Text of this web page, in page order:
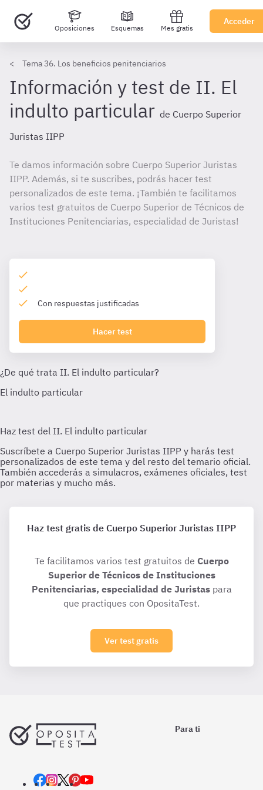
Oposiciones Esquemas Mes gratis
Acceder
Tema 36. Los beneficios penitenciarios
Información y test de II. El
indulto particular de Cuerpo Superior
Juristas IIPP
Te damos información sobre Cuerpo Superior Juristas
IIPP. Además, si te suscribes, podrás hacer test
personalizados de este tema. ¡También te facilitamos
varios test gratuitos de Cuerpo Superior de Técnicos de
Instituciones Penitenciarias, especialidad de Juristas!
Con respuestas justificadas
Hacer test
Haz test gratis de Cuerpo Superior Juristas IIPP
Te facilitamos varios test gratuitos de Cuerpo
Superior de Técnicos de Instituciones
Penitenciarias, especialidad de Juristaspara
que practiques con OpositaTest.
Ver test gratis
Para ti